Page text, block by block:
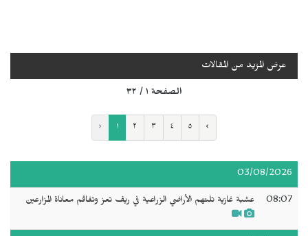
عرض المزيد من المقالات
الصفحة ١ / ٣٢
‹ ١ ٢ ٣ ٤ ٥ ›
03/08/2026
08:07 عشبة غازية تلتهم الأراضي الزراعية في ريف تعز وتفاقم معاناة المزارعين